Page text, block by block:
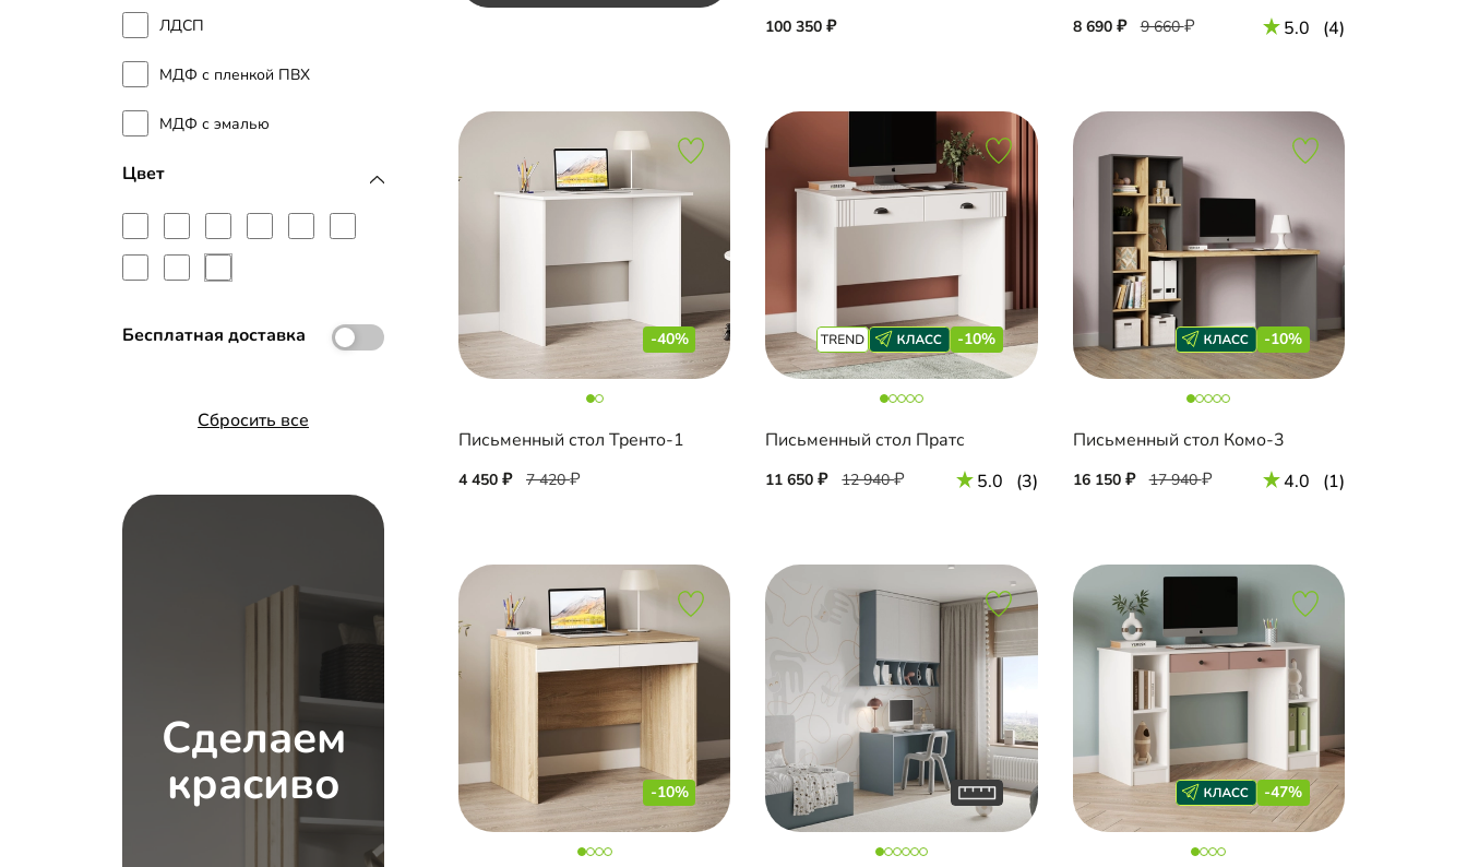
ЛДСП
МДФ с пленкой ПВХ
МДФ с эмалью
Цвет
Бесплатная доставка
Сбросить все
Сделаем
красиво
100 350 8 690 9 660 5.0 (4)
-40%
Письменный стол Тренто-1
4 450 7 420
-10%
Письменный стол Пратс
11 650 12 940 5.0 (3)
-10%
Письменный стол Комо-3
16 150 17 940 4.0 (1)
-10% -47%